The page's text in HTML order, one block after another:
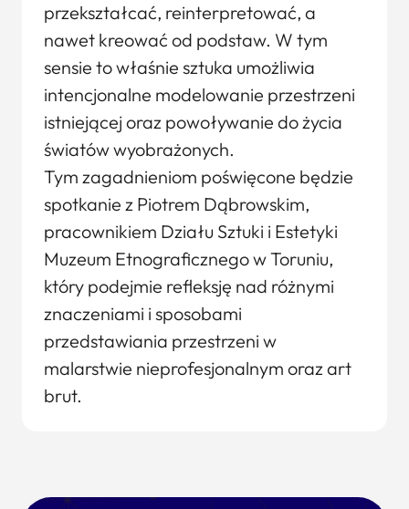
przekształcać, reinterpretować, a
nawet kreować od podstaw. W tym
sensie to właśnie sztuka umożliwia
intencjonalne modelowanie przestrzeni
istniejącej oraz powoływanie do życia
światów wyobrażonych.
Tym zagadnieniom poświęcone będzie
spotkanie z Piotrem Dąbrowskim,
pracownikiem Działu Sztuki i Estetyki
Muzeum Etnograficznego w Toruniu,
który podejmie refleksję nad różnymi
znaczeniami i sposobami
przedstawiania przestrzeni w
malarstwie nieprofesjonalnym oraz art
brut.